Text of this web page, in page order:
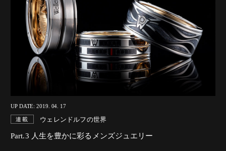
UP DATE: 2019. 04. 17
連載 ウェレンドルフの世界
Part.3 人生を豊かに彩るメンズジュエリー